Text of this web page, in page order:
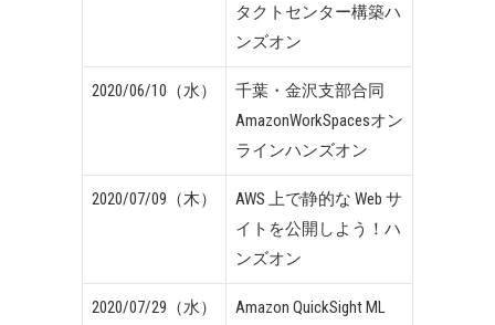
タクトセンター構築ハ
ンズオン
2020/06/10（水）
千葉・金沢支部合同
AmazonWorkSpacesオン
ラインハンズオン
2020/07/09（木）
AWS 上で静的な Web サ
イトを公開しよう！ハ
ンズオン
2020/07/29（水）
Amazon QuickSight ML